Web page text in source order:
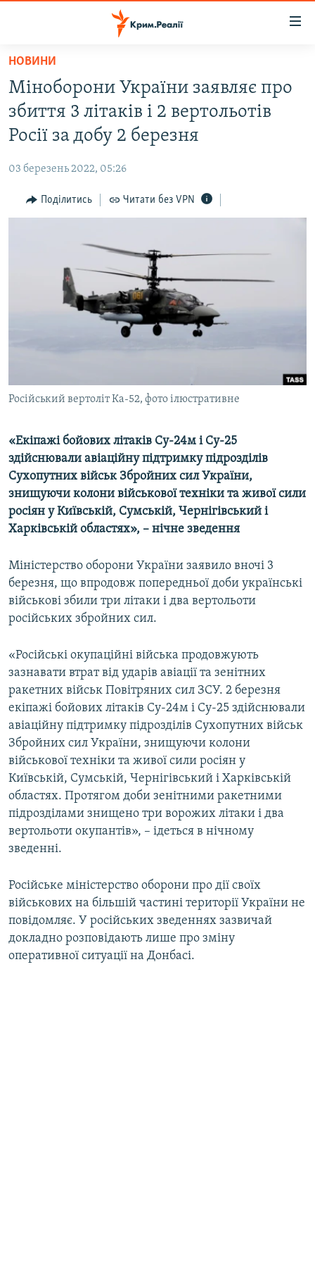
Перейти
основного
матеріалу
Перейти
до
основної
навігації
Перейти
до
НОВИНИ
ВОДА.КРИМ
ВІДЕО ТА ФОТО
БЛОГИ
ПОГЛЯД
СПЕЦПРОЕКТИ
ДЕПОРТАЦІЯ
ІНФОГРАФІКА
ЯК ОБІЙТИ БЛОКУВАННЯ
ДОЛУЧАЙСЯ!
Усі сайти RFE/RL
НОВИНИ
Міноборони України заявляє про
збиття 3 літаків і 2 вертольотів
Росії за добу 2 березня
03 березень 2022, 05:26
Поділитись Читати без VPN
Російський вертоліт Ка-52, фото ілюстративне
«Екіпажі бойових літаків Су-24м і Су-25
здійснювали авіаційну підтримку підрозділів
Сухопутних військ Збройних сил України,
знищуючи колони військової техніки та живої сили
росіян у Київській, Сумській, Чернігівський і
Харківській областях», – нічне зведення
Міністерство оборони України заявило вночі 3
березня, що впродовж попередньої доби українські
військові збили три літаки і два вертольоти
російських збройних сил.
«Російські окупаційні війська продовжують
зазнавати втрат від ударів авіації та зенітних
ракетних військ Повітряних сил ЗСУ. 2 березня
екіпажі бойових літаків Су-24м і Су-25 здійснювали
авіаційну підтримку підрозділів Сухопутних військ
Збройних сил України, знищуючи колони
військової техніки та живої сили росіян у
Київській, Сумській, Чернігівський і Харківській
областях. Протягом доби зенітними ракетними
підрозділами знищено три ворожих літаки і два
вертольоти окупантів», – ідеться в нічному
зведенні.
Російське міністерство оборони про дії своїх
військових на більшій частині території України не
повідомляє. У російських зведеннях зазвичай
докладно розповідають лише про зміну
оперативної ситуації на Донбасі.